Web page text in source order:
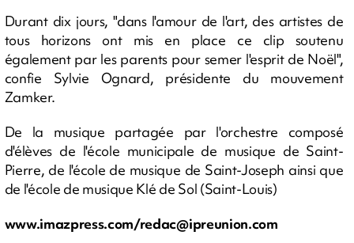
Durant dix jours, "dans l'amour de l'art, des artistes de
tous horizons ont mis en place ce clip soutenu
également par les parents pour semer l'esprit de Noël",
confie Sylvie Ognard, présidente du mouvement
Zamker.
De la musique partagée par l'orchestre composé
d'élèves de l'école municipale de musique de Saint-
Pierre, de l'école de musique de Saint-Joseph ainsi que
de l'école de musique Klé de Sol (Saint-Louis)
www.imazpress.com/redac@ipreunion.com